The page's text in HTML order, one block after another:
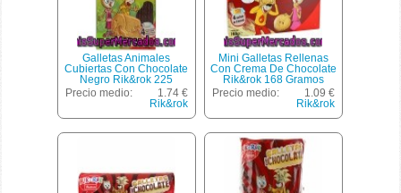
Galletas Animales
Cubiertas Con Chocolate
Negro Rik&rok 225
Gramos
Precio medio:
1.74 €
Rik&rok
Mini Galletas Rellenas
Con Crema De Chocolate
Rik&rok 168 Gramos
Precio medio:
1.09 €
Rik&rok